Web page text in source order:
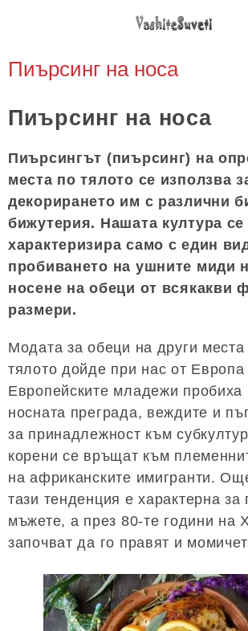
Пиърсинг на носа
Пиърсинг на носа
Пиърсингът (пиърсинг) на
места по тялото се използва
декорирането им с различни
бижутерия. Нашата култура се
характеризира само с един
пробиването на ушните миди
носене на обеци от всякакви
размери.
Модата за обеци на други
тялото дойде при нас от
Европейските младежи пробиха
носната преграда, веждите и
за принадлежност към
корени се връщат към
на африканските имигранти.
тази тенденция е характерна за
мъжете, а през 80-те години на
започват да го правят и